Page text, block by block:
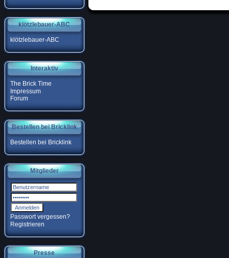
klötzlebauer-ABC
klötzlebauer-ABC
Interaktiv
The Brick Time
Impressum
Forum
Bestellen bei Bricklink
Bestellen bei Bricklink
Mitglieder
Passwort vergessen?
Registrieren
Presse